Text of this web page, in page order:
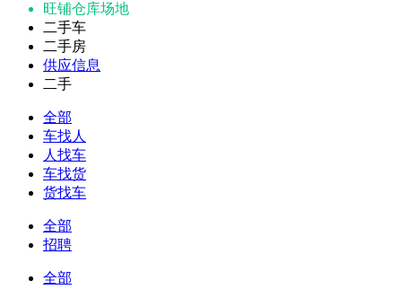
旺铺仓库场地
二手车
二手房
供应信息
二手
全部
车找人
人找车
车找货
货找车
全部
招聘
全部